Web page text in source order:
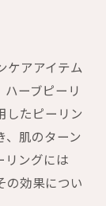
ケアアイテム
ーブピーリ
したピーリン
、肌のターン
リングには
の効果につい